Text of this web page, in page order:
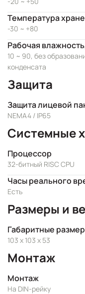
Температура
-30 ~ +80
Рабочая
10 ~ 90, без
конденсата
Защита
Защита лицевой
NEMA4 / IP65
Системные
Процессор
32-битный RISC CPU
Часы реального
Есть
Размеры и
Габаритные
103 x 103 x 53
Монтаж
Монтаж
На DIN-рейку